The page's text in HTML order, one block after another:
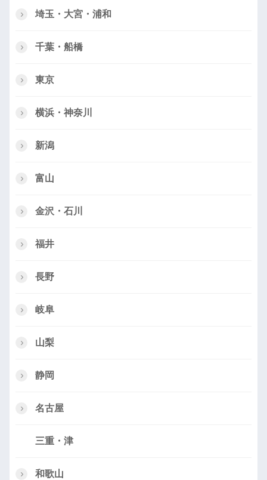
埼玉・大宮・浦和
千葉・船橋
東京
横浜・神奈川
新潟
富山
金沢・石川
福井
長野
岐阜
山梨
静岡
名古屋
三重・津
和歌山